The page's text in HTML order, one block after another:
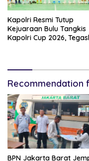
Kapolri Resmi Tutup
Kejuaraan Bulu Tangkis
Kapolri Cup 2026,
Recommendation
BPN Jakarta Barat